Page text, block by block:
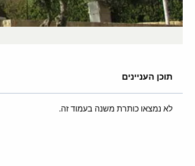
תוכן העניינים
לא נמצאו כותרת משנה בעמוד זה.